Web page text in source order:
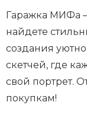
Гаражка МИФа
найдете
создания
скетчей, где
свой портрет.
покупкам!